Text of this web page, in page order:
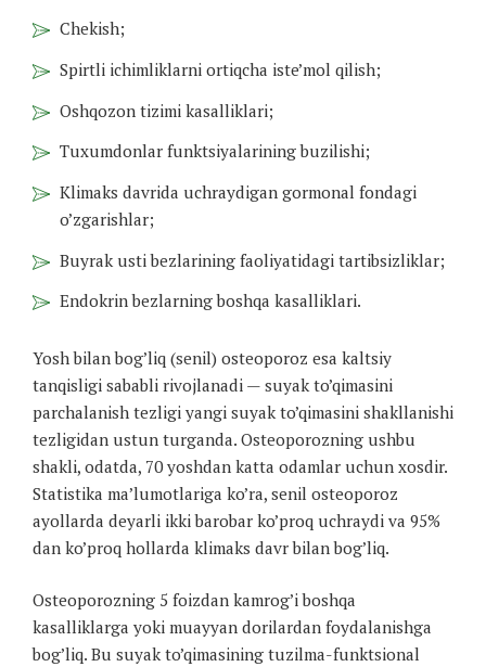
Chekish;
Spirtli ichimliklarni ortiqcha iste’mol qilish;
Oshqozon tizimi kasalliklari;
Tuxumdonlar funktsiyalarining buzilishi;
Klimaks davrida uchraydigan gormonal fondagi
o’zgarishlar;
Buyrak usti bezlarining faoliyatidagi tartibsizliklar;
Endokrin bezlarning boshqa kasalliklari.
Yosh bilan bog’liq (senil) osteoporoz esa kaltsiy
tanqisligi sababli rivojlanadi — suyak to’qimasini
parchalanish tezligi yangi suyak to’qimasini shakllanishi
tezligidan ustun turganda. Osteoporozning ushbu
shakli, odatda, 70 yoshdan katta odamlar uchun xosdir.
Statistika ma’lumotlariga ko’ra, senil osteoporoz
ayollarda deyarli ikki barobar ko’proq uchraydi va 95%
dan ko’proq hollarda klimaks davr bilan bog’liq.
Osteoporozning 5 foizdan kamrog’i boshqa
kasalliklarga yoki muayyan dorilardan foydalanishga
bog’liq. Bu suyak to’qimasining tuzilma-funktsional